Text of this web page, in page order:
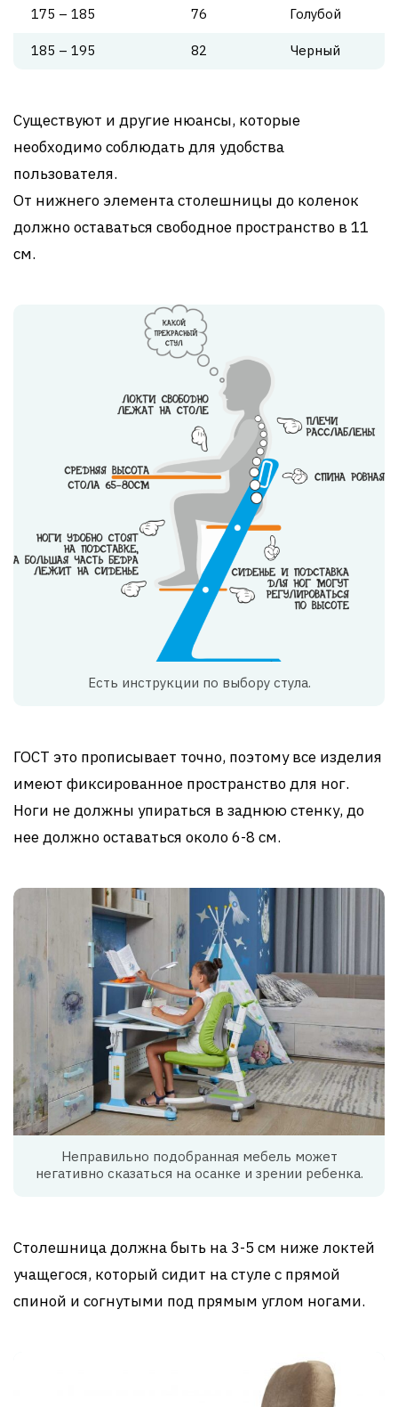
175 – 185 76 Голубой
185 – 195 82 Черный
Существуют и другие нюансы, которые
необходимо соблюдать для удобства
пользователя.
От нижнего элемента столешницы до коленок
должно оставаться свободное пространство в 11
см.
Есть инструкции по выбору стула.
ГОСТ это прописывает точно, поэтому все изделия
имеют фиксированное пространство для ног.
Ноги не должны упираться в заднюю стенку, до
нее должно оставаться около 6-8 см.
Неправильно подобранная мебель может
негативно сказаться на осанке и зрении ребенка.
Столешница должна быть на 3-5 см ниже локтей
учащегося, который сидит на стуле с прямой
спиной и согнутыми под прямым углом ногами.